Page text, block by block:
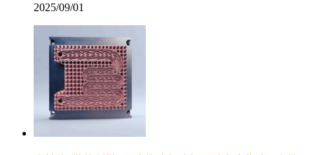
2025/09/01